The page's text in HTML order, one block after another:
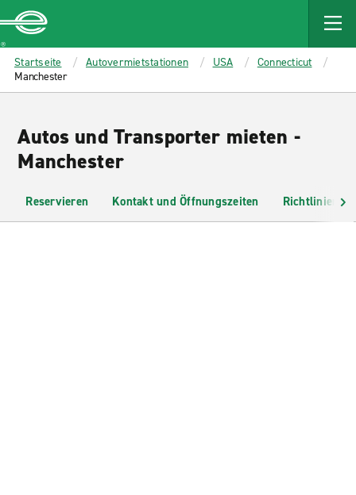
MAIN
CONTENT
Enterprise
Startseite Autovermietstationen USA
Connecticut
Manchester
Autos und Transporter mieten -
Manchester
Reservieren Kontakt und Öffnungszeiten Richtlinien